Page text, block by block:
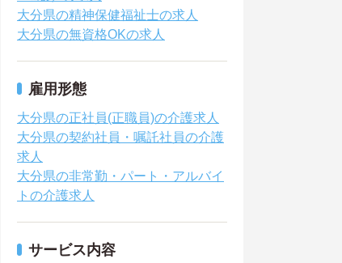
大分県の精神保健福祉士の求人
大分県の無資格OKの求人
雇用形態
大分県の正社員(正職員)の介護求人
大分県の契約社員・嘱託社員の介護
求人
大分県の非常勤・パート・アルバイ
トの介護求人
サービス内容